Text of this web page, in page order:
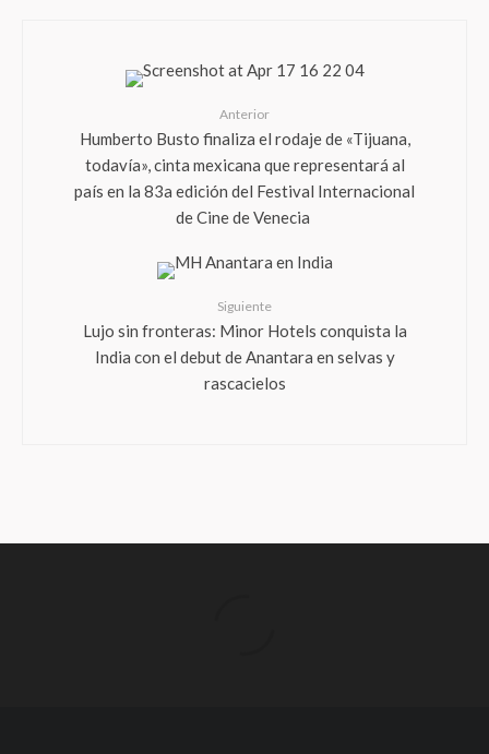
Anterior
Humberto Busto finaliza el rodaje de «Tijuana,
todavía», cinta mexicana que representará al
país en la 83a edición del Festival Internacional
de Cine de Venecia
Siguiente
Lujo sin fronteras: Minor Hotels conquista la
India con el debut de Anantara en selvas y
rascacielos